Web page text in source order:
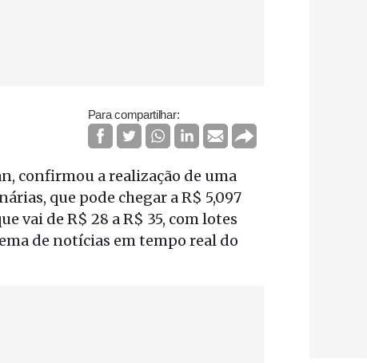
Para compartilhar:
confirmou a realização de uma
que pode chegar a R$ 5,097
vai de R$ 28 a R$ 35, com lotes
de notícias em tempo real do